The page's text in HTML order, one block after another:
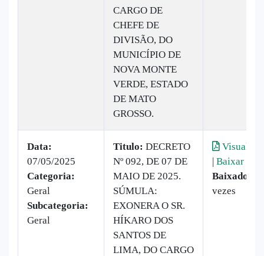
CARGO DE
CHEFE DE
DIVISÃO, DO
MUNICÍPIO DE
NOVA MONTE
VERDE, ESTADO
DE MATO
GROSSO.
Data:
07/05/2025
Categoria:
Geral
Subcategoria:
Geral
Titulo: DECRETO
Nº 092, DE 07 DE
MAIO DE 2025.
SÚMULA:
EXONERA O SR.
HÍKARO DOS
SANTOS DE
LIMA, DO CARGO
Visualizar
| Baixar
Baixado:
vezes